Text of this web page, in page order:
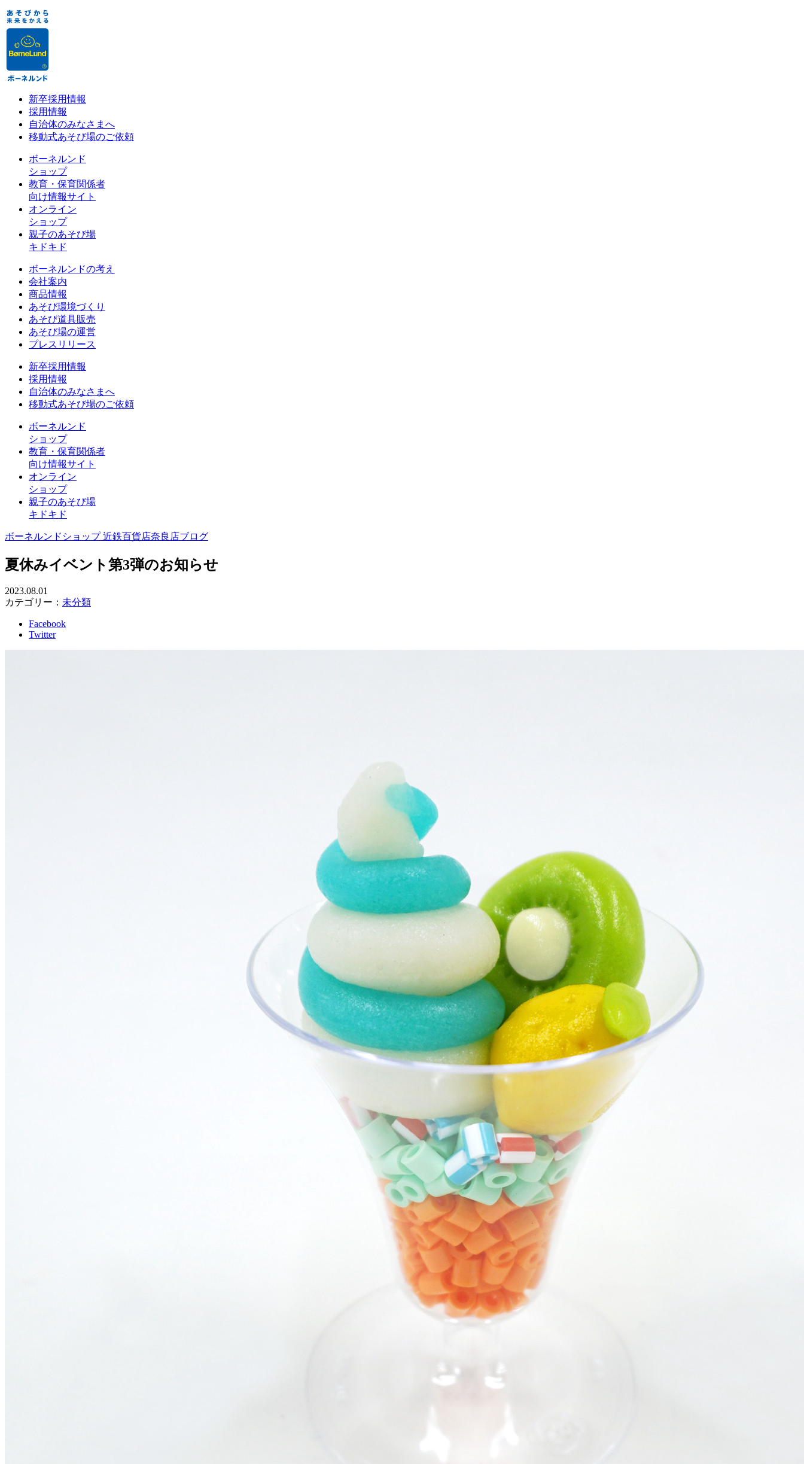
新卒採用情報
採用情報
自治体のみなさまへ
移動式あそび場のご依頼
ボーネルンド
ショップ
教育・保育関係者
向け情報サイト
オンライン
ショップ
親子のあそび場
キドキド
ボーネルンドの考え
会社案内
商品情報
あそび環境づくり
あそび道具販売
あそび場の運営
プレスリリース
新卒採用情報
採用情報
自治体のみなさまへ
移動式あそび場のご依頼
ボーネルンド
ショップ
教育・保育関係者
向け情報サイト
オンライン
ショップ
親子のあそび場
キドキド
ボーネルンドショップ 近鉄百貨店奈良店ブログ
夏休みイベント第3弾のお知らせ
2023.08.01
カテゴリー： 未分類
Facebook
Twitter